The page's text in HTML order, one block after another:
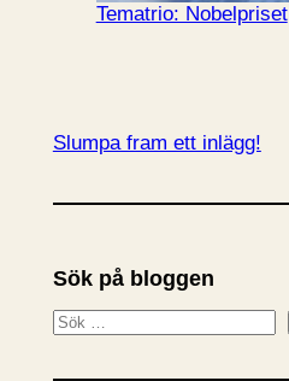
Tematrio: Nobelpriset
Slumpa fram ett inlägg!
Sök på bloggen
S